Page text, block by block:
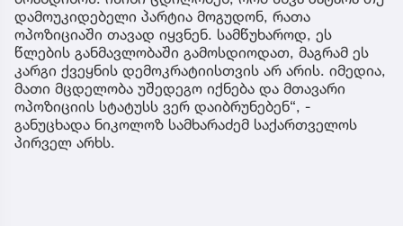
დამოუკიდებელი პარტია მოგუდონ, რათა
ოპოზიციაში თავად იყვნენ. სამწუხაროდ, ეს
წლების განმავლობაში გამოსდიოდათ, მაგრამ ეს
კარგი ქვეყნის დემოკრატიისთვის არ არის. იმედია,
მათი მცდელობა უშედეგო იქნება და მთავარი
ოპოზიციის სტატუსს ვერ დაიბრუნებენ“, -
განუცხადა ნიკოლოზ სამხარაძემ საქართველოს
პირველ არხს.